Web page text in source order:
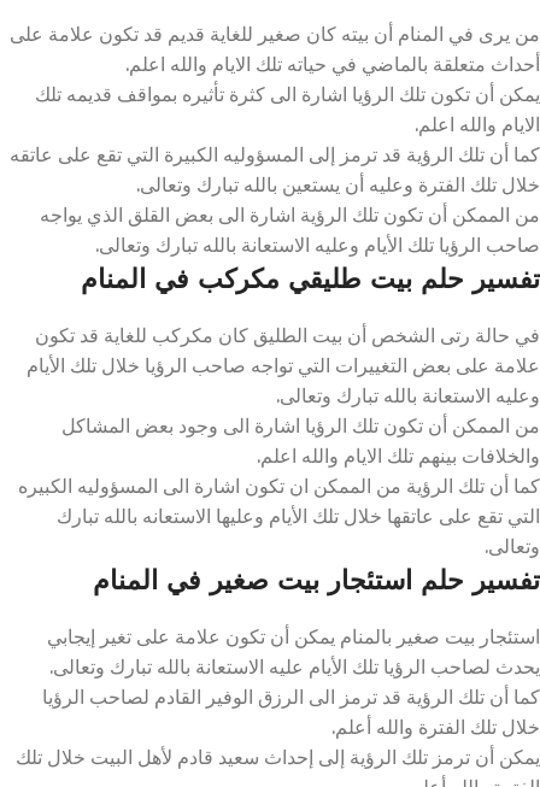
من يرى في المنام أن بيته كان صغير للغاية قديم قد تكون علامة على
أحداث متعلقة بالماضي في حياته تلك الايام والله اعلم.
يمكن أن تكون تلك الرؤيا اشارة الى كثرة تأثيره بمواقف قديمه تلك
الايام والله اعلم.
كما أن تلك الرؤية قد ترمز إلى المسؤوليه الكبيرة التي تقع على عاتقه
خلال تلك الفترة وعليه أن يستعين بالله تبارك وتعالى.
من الممكن أن تكون تلك الرؤية اشارة الى بعض القلق الذي يواجه
صاحب الرؤيا تلك الأيام وعليه الاستعانة بالله تبارك وتعالى.
تفسير حلم بيت طليقي مكركب في المنام
في حالة رتى الشخص أن بيت الطليق كان مكركب للغاية قد تكون
علامة على بعض التغييرات التي تواجه صاحب الرؤيا خلال تلك الأيام
وعليه الاستعانة بالله تبارك وتعالى.
من الممكن أن تكون تلك الرؤيا اشارة الى وجود بعض المشاكل
والخلافات بينهم تلك الايام والله اعلم.
كما أن تلك الرؤية من الممكن ان تكون اشارة الى المسؤوليه الكبيره
التي تقع على عاتقها خلال تلك الأيام وعليها الاستعانه بالله تبارك
وتعالى.
تفسير حلم استئجار بيت صغير في المنام
استئجار بيت صغير بالمنام يمكن أن تكون علامة على تغير إيجابي
يحدث لصاحب الرؤيا تلك الأيام عليه الاستعانة بالله تبارك وتعالى.
كما أن تلك الرؤية قد ترمز الى الرزق الوفير القادم لصاحب الرؤيا
خلال تلك الفترة والله أعلم.
يمكن أن ترمز تلك الرؤية إلى إحداث سعيد قادم لأهل البيت خلال تلك